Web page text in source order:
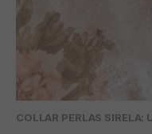
COLLAR PERLAS